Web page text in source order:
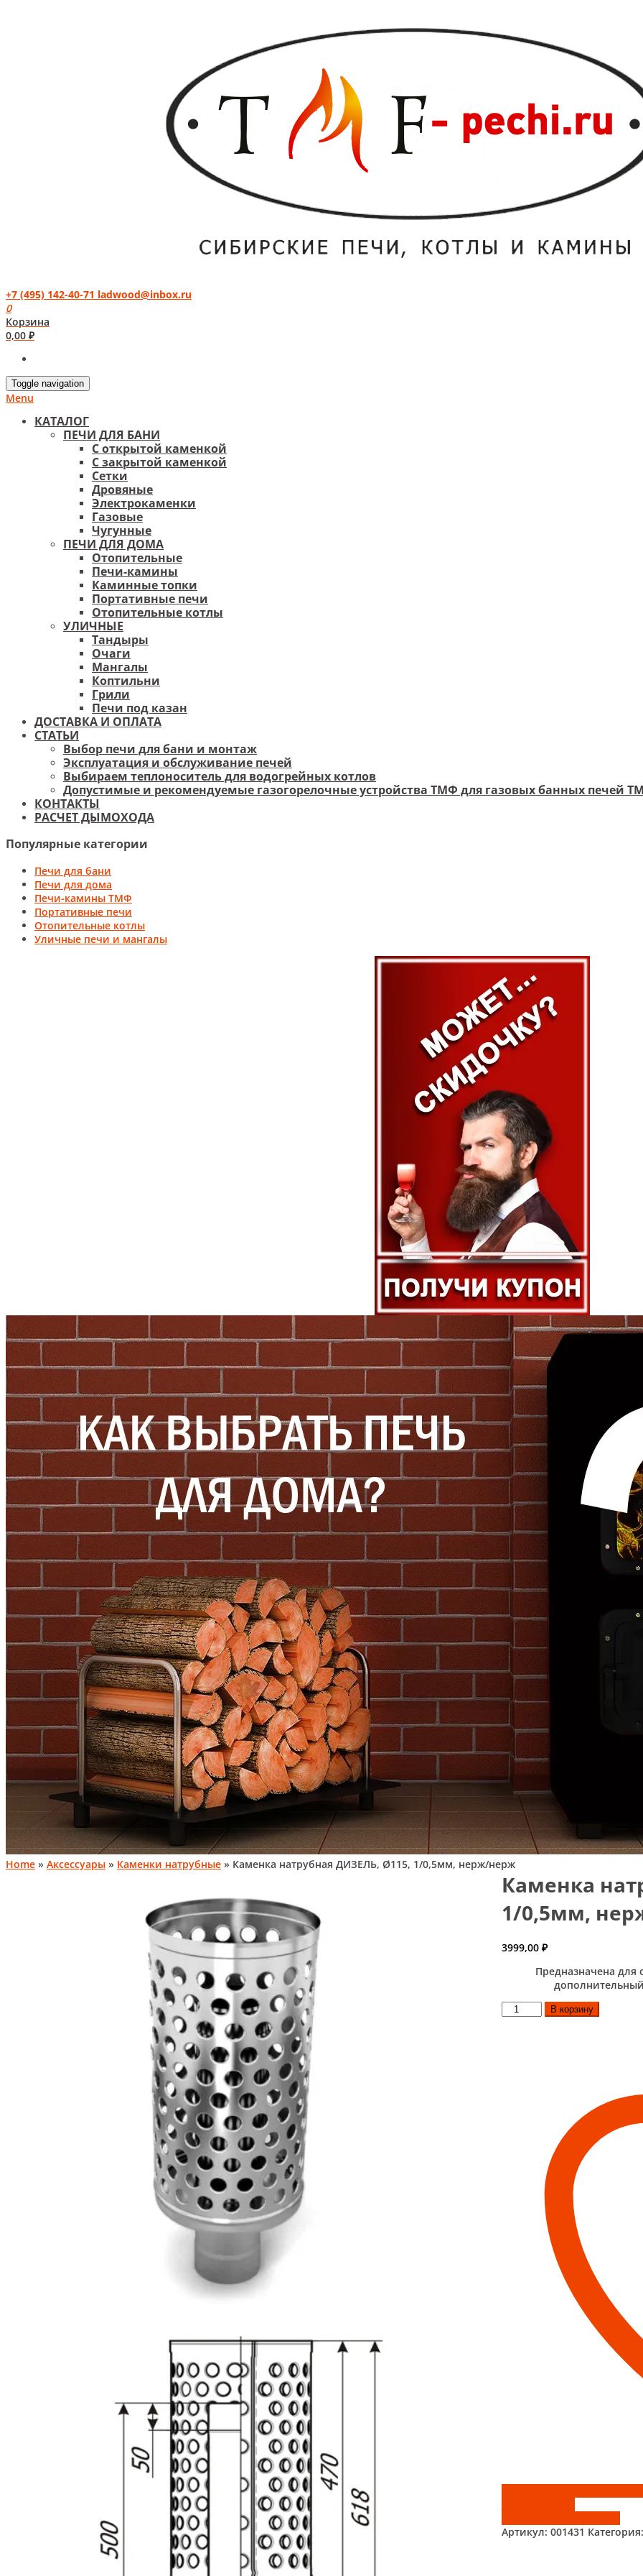
+7 (495) 142-40-71 ladwood@inbox.ru
0
Корзина
0,00 ₽
Toggle navigation
Menu
КАТАЛОГ
ПЕЧИ ДЛЯ БАНИ
С открытой каменкой
С закрытой каменкой
Сетки
Дровяные
Электрокаменки
Газовые
Чугунные
ПЕЧИ ДЛЯ ДОМА
Отопительные
Печи-камины
Каминные топки
Портативные печи
Отопительные котлы
УЛИЧНЫЕ
Тандыры
Очаги
Мангалы
Коптильни
Грили
Печи под казан
ДОСТАВКА И ОПЛАТА
СТАТЬИ
Выбор печи для бани и монтаж
Эксплуатация и обслуживание печей
Выбираем теплоноситель для водогрейных котлов
Допустимые и рекомендуемые газогорелочные устройства ТМФ для газовых банных печей
КОНТАКТЫ
РАСЧЕТ ДЫМОХОДА
Популярные категории
Печи для бани
Печи для дома
Печи-камины ТМФ
Портативные печи
Отопительные котлы
Уличные печи и мангалы
Home » Аксессуары » Каменки натрубные » Каменка натрубная ДИЗЕЛЬ, Ø115, 1/0,5мм, нерж/нерж
Каменка
1/0,5мм,
3999,00 ₽
Предназначена для
Количество
товара
В корзину
Артикул: 001431